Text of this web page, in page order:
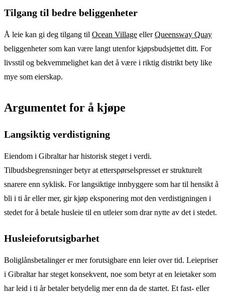
Tilgang til bedre beliggenheter
Å leie kan gi deg tilgang til Ocean Village ellerQueensway Quay
beliggenheter som kan være langt utenfor kjøpsbudsjettet ditt. For
livsstil og bekvemmelighet kan det å være i riktig distrikt bety like
mye som eierskap.
Argumentet for å kjøpe
Langsiktig verdistigning
Eiendom i Gibraltar har historisk steget i verdi.
Tilbudsbegrensninger betyr at etterspørselspresset er strukturelt
snarere enn syklisk. For langsiktige innbyggere som har til hensikt å
bli i ti år eller mer, gir kjøp eksponering mot den verdistigningen i
stedet for å betale husleie til en utleier som drar nytte av det i stedet.
Husleieforutsigbarhet
Boliglånsbetalinger er mer forutsigbare enn leier over tid. Leiepriser
i Gibraltar har steget konsekvent, noe som betyr at en leietaker som
har leid i ti år betaler betydelig mer enn da de startet. Et fast- eller